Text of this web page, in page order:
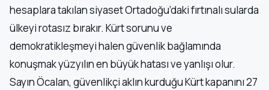
hesaplara takılan siyaset Ortadoğu’daki fırtınalı sularda
ülkeyi rotasız bırakır. Kürt sorunu ve
demokratikleşmeyi halen güvenlik bağlamında
konuşmak yüzyılın en büyük hatası ve yanlışı olur.
Sayın Öcalan, güvenlikçi aklın kurduğu Kürt kapanını 27